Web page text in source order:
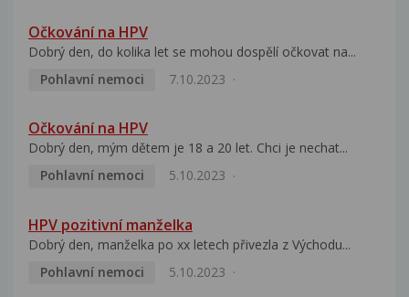
Očkování na HPV
Dobrý den, do kolika let se mohou dospělí očkovat na...
Pohlavní nemoci
7.10.2023
Očkování na HPV
Dobrý den, mým dětem je 18 a 20 let. Chci je nechat...
Pohlavní nemoci
5.10.2023
HPV pozitivní manželka
Dobrý den, manželka po xx letech přivezla z Východu...
Pohlavní nemoci
5.10.2023